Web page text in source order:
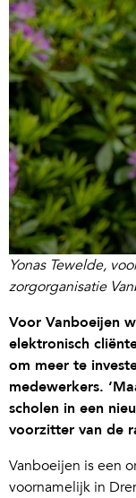
Yonas Tewelde,
zorgorganisatie
Voor Vanboeijen
elektronisch
om meer te
medewerkers.
scholen in een
voorzitter van de
Vanboeijen is een
voornamelijk in